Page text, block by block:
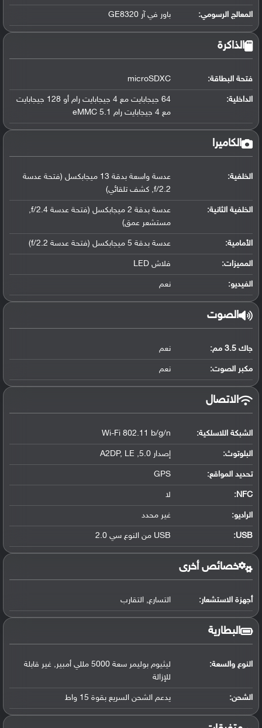
المعالج الرسومي: باور في آر GE8320
الذاكرة
فتحة البطاقة: microSDXC
الداخلية:
64 جيجابايت مع 4 جيجابايت رام أو 128 جيجابايت
مع 4 جيجابايت رام eMMC 5.1
الكاميرا
الخلفية:
عدسة واسعة بدقة 13 ميجابكسل (فتحة عدسة
f/2.2, كشف تلقائي)
الخلفية الثانية:
عدسة بدقة 2 ميجابكسل (فتحة عدسة f/2.4,
مستشعر عمق)
الأمامية: عدسة بدقة 5 ميجابكسل (فتحة عدسة f/2.2)
المميزات: فلاش LED
الفيديو: نعم
الصوت
جاك 3.5 مم: نعم
مكبر الصوت: نعم
الاتصال
الشبكة اللاسلكية: Wi-Fi 802.11 b/g/n
البلوتوث: إصدار 5.0, A2DP, LE
تحديد المواقع:
GPS
NFC
: لا
الراديو: غير محدد
USB
: USB من النوع سي 2.0
خصائص أخرى
أجهزة الاستشعار: التسارع, التقارب
البطارية
النوع والسعة:
ليثيوم بوليمر سعة 5000 مللي أمبير, غير قابلة
للإزالة
الشحن: يدعم الشحن السريع بقوة 15 واط